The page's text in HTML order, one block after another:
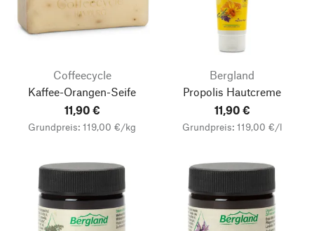
Coffeecycle
Kaffee-Orangen-Seife
11,90 €
Grundpreis: 119,00 €/kg
Bergland
Propolis Hautcreme
11,90 €
Grundpreis: 119,00 €/l